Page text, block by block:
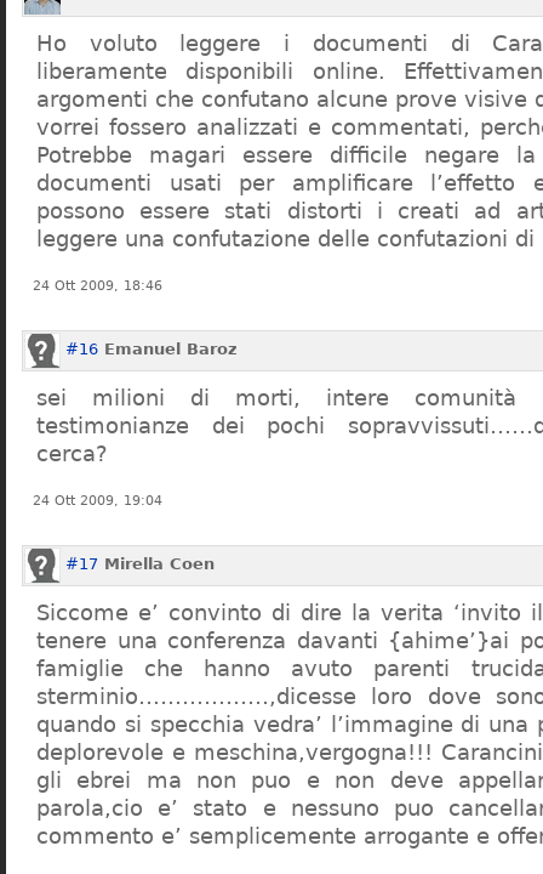
Ho voluto leggere i documenti di
liberamente disponibili online.
argomenti che confutano alcune prove visive
vorrei fossero analizzati e commentati,
Potrebbe magari essere difficile negare
documenti usati per amplificare l’effetto
possono essere stati distorti i creati ad
leggere una confutazione delle confutazioni di
24 Ott 2009, 18:46
#16 Emanuel Baroz
sei milioni di morti, intere comunità
testimonianze dei pochi
cerca?
24 Ott 2009, 19:04
#17 Mirella Coen
Siccome e’ convinto di dire la verita ‘invito
tenere una conferenza davanti {ahime’}ai
famiglie che hanno avuto parenti
sterminio………………,dicesse loro dove
quando si specchia vedra’ l’immagine di una
deplorevole e meschina,vergogna!!!
gli ebrei ma non puo e non deve
parola,cio e’ stato e nessuno puo
commento e’ semplicemente arrogante e